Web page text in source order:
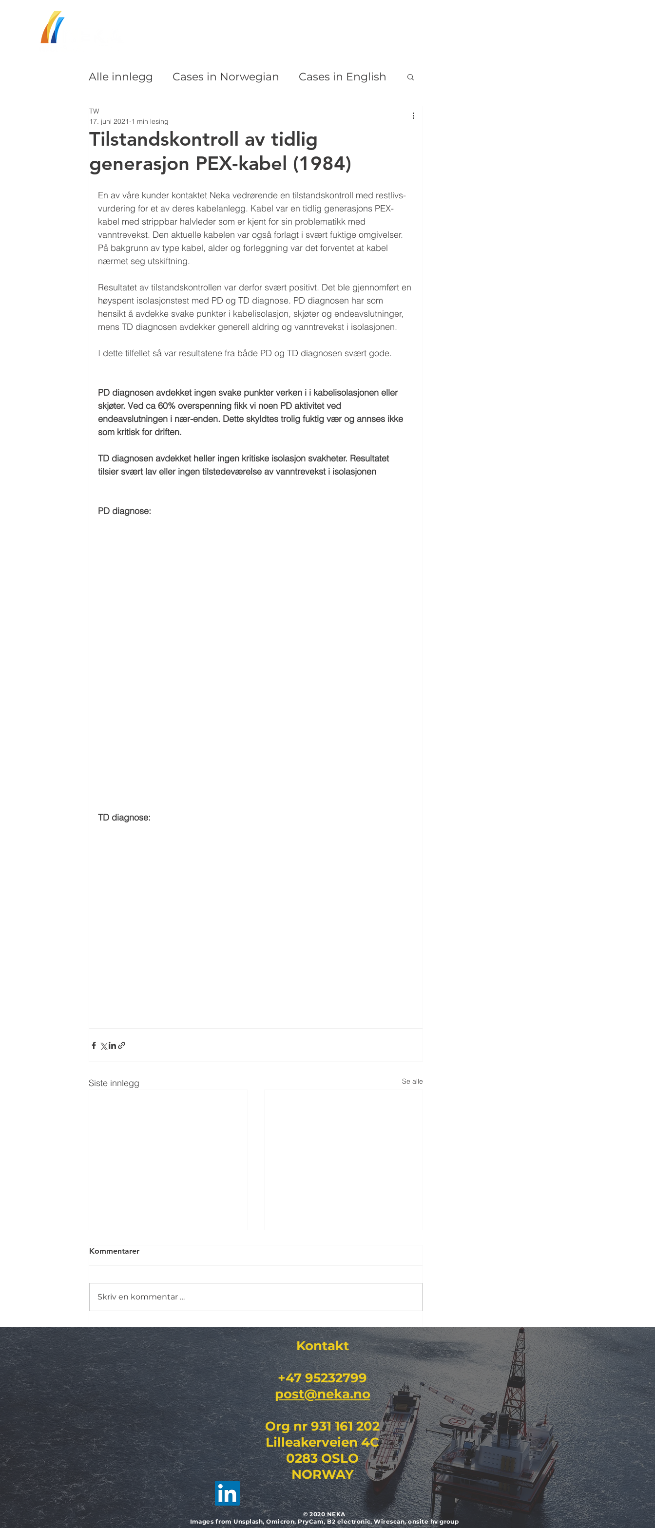
Alle innlegg Cases in Norwegian Cases in English
Tilstandskontroll av tidlig
generasjon PEX-kabel (1984)
TW
17. juni 2021 1 min lesing
En av våre kunder kontaktet Neka vedrørende en tilstandskontroll med restlivs-
vurdering for et av deres kabelanlegg. Kabel var en tidlig generasjons PEX-
kabel med strippbar halvleder som er kjent for sin problematikk med
vanntrevekst. Den aktuelle kabelen var også forlagt i svært fuktige omgivelser.
På bakgrunn av type kabel, alder og forleggning var det forventet at kabel
nærmet seg utskiftning.
Resultatet av tilstandskontrollen var derfor svært positivt. Det ble gjennomført en
høyspent isolasjonstest med PD og TD diagnose. PD diagnosen har som
hensikt å avdekke svake punkter i kabelisolasjon, skjøter og endeavslutninger,
mens TD diagnosen avdekker generell aldring og vanntrevekst i isolasjonen.
I dette tilfellet så var resultatene fra både PD og TD diagnosen svært gode.
PD diagnosen avdekket ingen svake punkter verken i i kabelisolasjonen eller
skjøter. Ved ca 60% overspenning fikk vi noen PD aktivitet ved
endeavslutningen i nær-enden. Dette skyldtes trolig fuktig vær og annses ikke
som kritisk for driften.
TD diagnosen avdekket heller ingen kritiske isolasjon svakheter. Resultatet
tilsier svært lav eller ingen tilstedeværelse av vanntrevekst i isolasjonen
PD diagnose:
TD diagnose:
Siste innlegg Se alle
Dielektrisk responsanalyse (DFR)
– en nøkkelmetode for
tilstandsvurdering av
høyspenningsutstyr
RENblad 8614
"Vedlikeholdsstandard for
regionalnett jordkabel (HV 36–
132 kV) "
Kommentarer
Skriv en kommentar …
Kontakt​
+47 95232799
post@neka.no
Org nr 931 161 202
Lilleakerveien 4C
0283 OSLO
NORWAY
© 2020 NEKA
Images from Unsplash, Omicron, PryCam, B2 electronic, Wirescan, onsite hv group